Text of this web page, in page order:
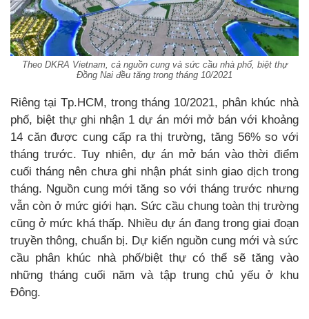
Theo DKRA Vietnam, cả nguồn cung và sức cầu nhà phố, biệt thự
Đồng Nai đều tăng trong tháng 10/2021
Riêng tại Tp.HCM, trong tháng 10/2021, phân khúc nhà
phố, biệt thự ghi nhận 1 dự án mới mở bán với khoảng
14 căn được cung cấp ra thị trường, tăng 56% so với
tháng trước. Tuy nhiên, dự án mở bán vào thời điểm
cuối tháng nên chưa ghi nhận phát sinh giao dịch trong
tháng. Nguồn cung mới tăng so với tháng trước nhưng
vẫn còn ở mức giới hạn. Sức cầu chung toàn thị trường
cũng ở mức khá thấp. Nhiều dự án đang trong giai đoạn
truyền thông, chuẩn bị. Dự kiến nguồn cung mới và sức
cầu phân khúc nhà phố/biệt thự có thể sẽ tăng vào
những tháng cuối năm và tập trung chủ yếu ở khu
Đông.